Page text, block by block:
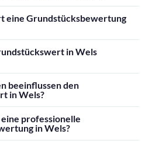
eine Grundstücksbewertung
in Wels
beeinflussen den
in Wels?
professionelle
in Wels?